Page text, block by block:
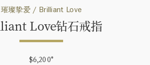
璀璨挚爱 / Brilliant Love
Love钻石戒指
$6,200*